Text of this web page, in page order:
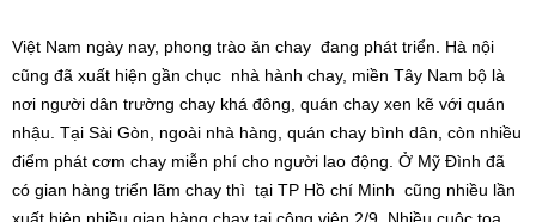
Việt Nam ngày nay, phong trào ăn chay đang phát triển. Hà nội
cũng đã xuất hiện gần chục nhà hành chay, miền Tây Nam bộ là
nơi người dân trường chay khá đông, quán chay xen kẽ với quán
nhậu. Tại Sài Gòn, ngoài nhà hàng, quán chay bình dân, còn nhiều
điểm phát cơm chay miễn phí cho người lao động. Ở Mỹ Đình đã
có gian hàng triển lãm chay thì tại TP Hồ chí Minh cũng nhiều lần